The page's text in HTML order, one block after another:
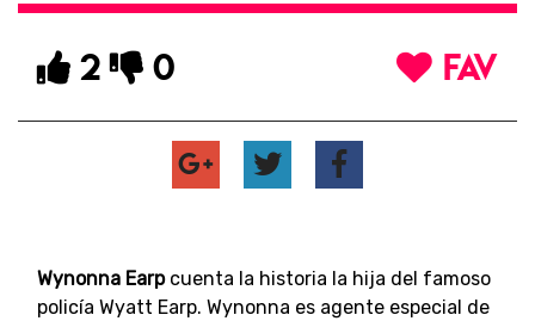
2 0 FAV
Wynonna Earpcuenta la historia la hija del famoso
policía Wyatt Earp. Wynonna es agente especial de